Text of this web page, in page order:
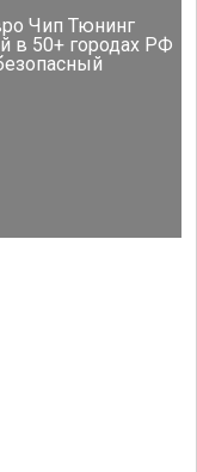
Чип Тюнинг
в 50+ городах РФ